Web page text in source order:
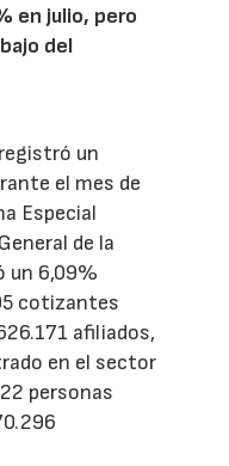
en julio, pero
del
un
el mes de
Especial
de la
un 6,09%
cotizantes
afiliados,
en el sector
personas